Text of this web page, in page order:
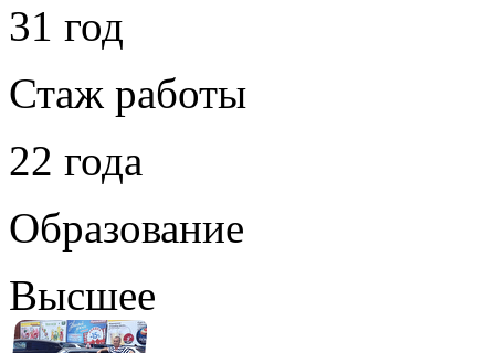
31 год
Стаж работы
22 года
Образование
Высшее